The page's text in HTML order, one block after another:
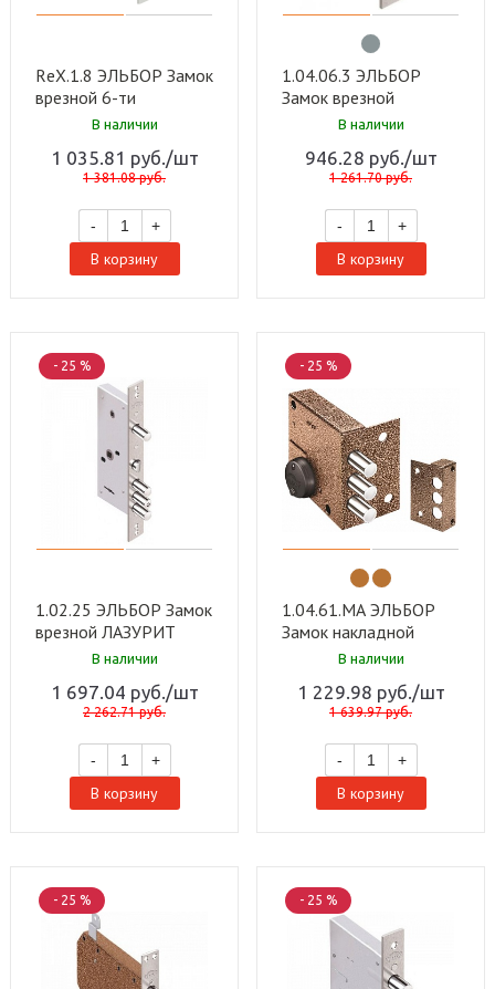
RеХ.1.8 ЭЛЬБОР Замок
врезной 6-ти
сувальдный цинк, 3
ключа, тяги (20шт)
В наличии
1 035.81 руб. /шт
1 381.08руб.
- +
В корзину
1.04.06.3 ЭЛЬБОР
Замок врезной
КРЕМЕНЬ никель,
12мм,пл прямоуг.,3кл
(10шт)
В наличии
946.28 руб. /шт
1 261.70руб.
- +
В корзину
- 25 %
1.02.25 ЭЛЬБОР Замок
врезной ЛАЗУРИТ
никель, сувальдный - ст
задв.,под фал ручку
(10шт)
В наличии
1 697.04 руб. /шт
2 262.71руб.
- +
В корзину
- 25 %
1.04.61.МА ЭЛЬБОР
Замок накладной
КРЕМЕНЬ сувальд-
медн.ант,без зап кор
(10 шт)
В наличии
1 229.98 руб. /шт
1 639.97руб.
- +
В корзину
- 25 % - 25 %